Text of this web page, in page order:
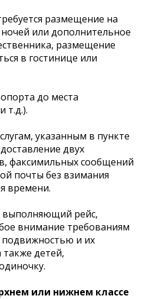
размещение на
или дополнительное
размещение
в гостинице или
до места
т.д.).
указанным в пункте
двух
факсимильных сообщений
почты без взимания
времени.
выполняющий рейс,
внимание требованиям
подвижностью и их
детей,
или нижнем классе